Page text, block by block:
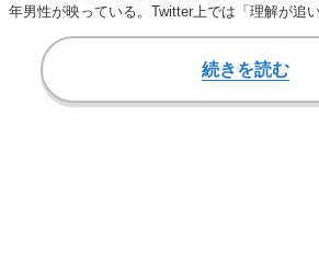
年男性が映っている。Twitter上では「理解が追
続きを読む